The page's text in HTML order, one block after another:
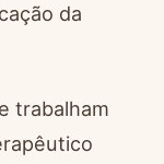
da
trabalham